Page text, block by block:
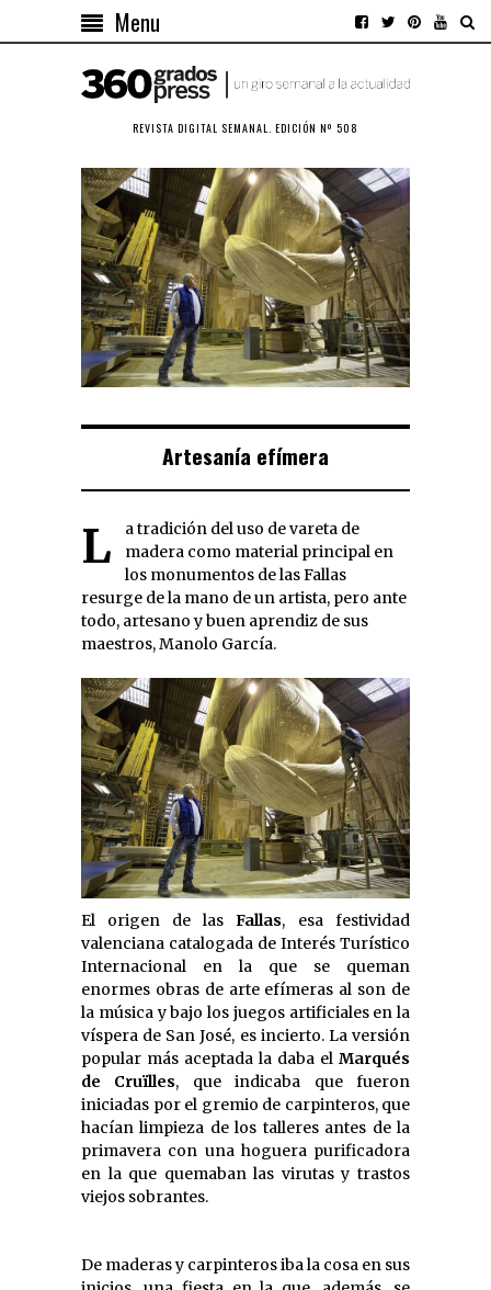
Menu
REVISTA DIGITAL SEMANAL. EDICIÓN Nº 508
Artesanía efímera
La tradición del uso de vareta de
madera como material principal en
los monumentos de las Fallas
resurge de la mano de un artista, pero ante
todo, artesano y buen aprendiz de sus
maestros, Manolo García.
El origen de las Fallas, esa festividad
valenciana catalogada de Interés Turístico
Internacional en la que se queman
enormes obras de arte efímeras al son de
la música y bajo los juegos artificiales en la
víspera de San José, es incierto. La versión
popular más aceptada la daba el Marqués
de Cruïlles, que indicaba que fueron
iniciadas por el gremio de carpinteros, que
hacían limpieza de los talleres antes de la
primavera con una hoguera purificadora
en la que quemaban las virutas y trastos
viejos sobrantes.
De maderas y carpinteros iba la cosa en sus